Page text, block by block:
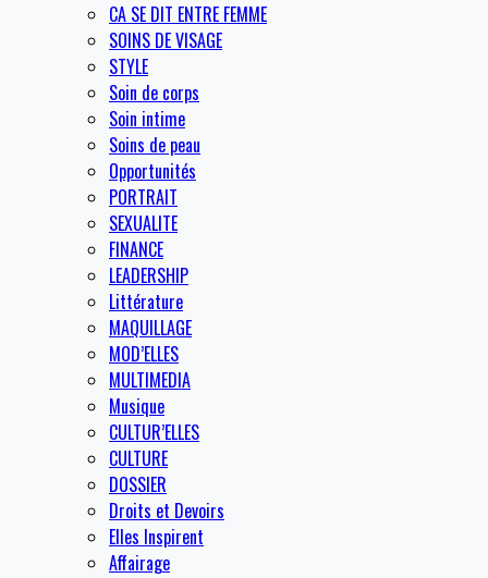
CA SE DIT ENTRE FEMME
SOINS DE VISAGE
STYLE
Soin de corps
Soin intime
Soins de peau
Opportunités
PORTRAIT
SEXUALITE
FINANCE
LEADERSHIP
Littérature
MAQUILLAGE
MOD’ELLES
MULTIMEDIA
Musique
CULTUR’ELLES
CULTURE
DOSSIER
Droits et Devoirs
Elles Inspirent
Affairage